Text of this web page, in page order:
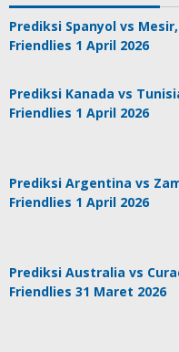
Prediksi Spanyol vs
Friendlies 1 April 2026
Prediksi Kanada vs
Friendlies 1 April 2026
Prediksi Argentina vs
Friendlies 1 April 2026
Prediksi Australia vs
Friendlies 31 Maret 2026